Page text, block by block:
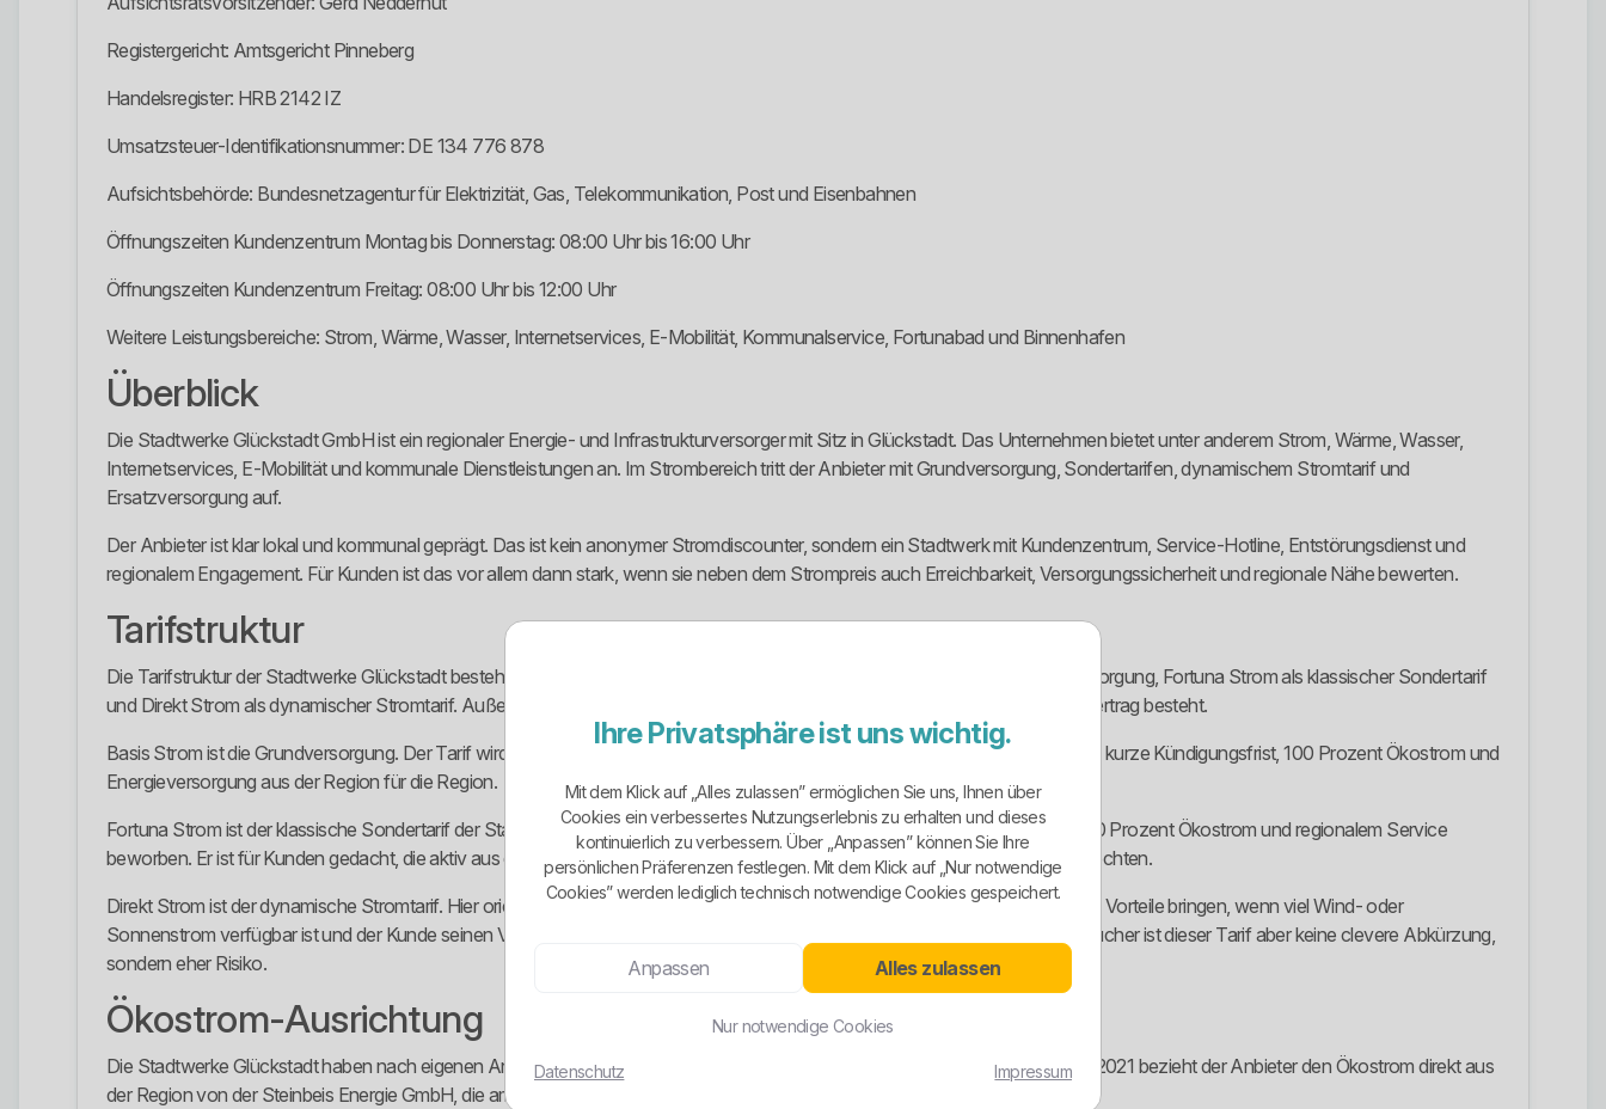
Registergericht: Amtsgericht Pinneberg
Handelsregister: HRB 2142 IZ
Umsatzsteuer-Identifikationsnummer: DE 134 776 878
Aufsichtsbehörde: Bundesnetzagentur für Elektrizität, Gas, Telekommunikation, Post und Eisenbahnen
Öffnungszeiten Kundenzentrum Montag bis Donnerstag: 08:00 Uhr bis 16:00 Uhr
Öffnungszeiten Kundenzentrum Freitag: 08:00 Uhr bis 12:00 Uhr
Weitere Leistungsbereiche: Strom, Wärme, Wasser, Internetservices, E-Mobilität, Kommunalservice, Fortunabad und Binnenhafen
Überblick
Die Stadtwerke Glückstadt GmbH ist ein regionaler Energie- und Infrastrukturversorger mit Sitz in Glückstadt. Das Unternehmen bietet unter anderem Strom, Wärme, Wasser,
Internetservices, E-Mobilität und kommunale Dienstleistungen an. Im Strombereich tritt der Anbieter mit Grundversorgung, Sondertarifen, dynamischem Stromtarif und
Ersatzversorgung auf.
Der Anbieter ist klar lokal und kommunal geprägt. Das ist kein anonymer Stromdiscounter, sondern ein Stadtwerk mit Kundenzentrum, Service-Hotline, Entstörungsdienst und
regionalem Engagement. Für Kunden ist das vor allem dann stark, wenn sie neben dem Strompreis auch Erreichbarkeit, Versorgungssicherheit und regionale Nähe bewerten.
Tarifstruktur
Die Tarifstruktur der Stadtwerke Glückstadt besteht aus mehreren Stromangeboten. Dazu gehören Basis Strom als Grundversorgung, Fortuna Strom als klassischer Sondertarif
und Direkt Strom als dynamischer Stromtarif. Außerdem gibt es eine Ersatzversorgung für Fälle, in denen kein regulärer Liefervertrag besteht.
Basis Strom ist die Grundversorgung. Der Tarif wird als fair, ökologisch und regional positioniert. Vorteilhaft sind laut Anbieter die kurze Kündigungsfrist, 100 Prozent Ökostrom und
Energieversorgung aus der Region für die Region.
Fortuna Strom ist der klassische Sondertarif der Stadtwerke Glückstadt. Der Tarif wird mit günstigen Preisen, fairer Laufzeit, 100 Prozent Ökostrom und regionalem Service
beworben. Er ist für Kunden gedacht, die aktiv aus der Grundversorgung heraus in einen regulären Sondervertrag wechseln möchten.
Direkt Strom ist der dynamische Stromtarif. Hier orientiert sich der Strompreis stärker am aktuellen Börsengeschehen. Das kann Vorteile bringen, wenn viel Wind- oder
Sonnenstrom verfügbar ist und der Kunde seinen Verbrauch flexibel steuern kann. Ohne Smart Meter und ohne flexible Verbraucher ist dieser Tarif aber keine clevere Abkürzung,
sondern eher Risiko.
Ökostrom-Ausrichtung
Die Stadtwerke Glückstadt haben nach eigenen Angaben bereits 2018 entschieden, komplett auf Ökostrom umzustellen. Seit 2021 bezieht der Anbieter den Ökostrom direkt aus
der Region von der Steinbeis Energie GmbH, die am Standort Glückstadt umweltfreundlich Strom und Wärme erzeugt.
Ihre Privatsphäre ist uns wichtig.
Mit dem Klick auf „Alles zulassen” ermöglichen Sie uns, Ihnen über
Cookies ein verbessertes Nutzungserlebnis zu erhalten und dieses
kontinuierlich zu verbessern. Über „Anpassen” können Sie Ihre
persönlichen Präferenzen festlegen. Mit dem Klick auf „Nur notwendige
Cookies” werden lediglich technisch notwendige Cookies gespeichert.
Anpassen Alles zulassen
Nur notwendige Cookies
Datenschutz Impressum